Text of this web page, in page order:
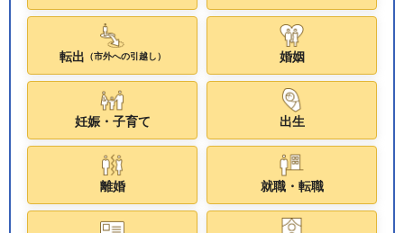
転出 （市外への引越し） 婚姻
妊娠・子育て 出生
離婚 就職・転職